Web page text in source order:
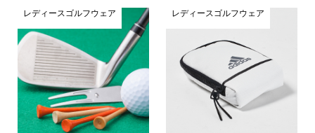
レディースゴルフウェア レディースゴルフウェア